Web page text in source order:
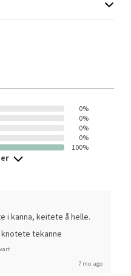
0%
0%
0%
0%
100%
i kanna, keitete å helle.
tekanne
7 mo. ago
Mo i Rana
Moa
Velg